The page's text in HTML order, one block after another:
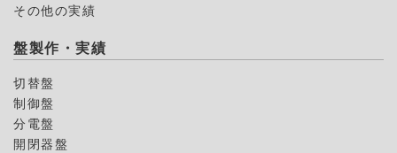
その他の実績
盤製作・実績
切替盤
制御盤
分電盤
開閉器盤